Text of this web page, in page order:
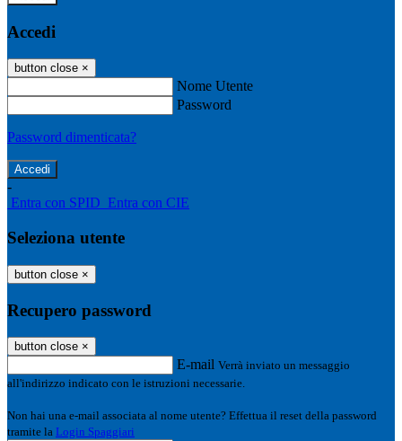
Accedi
button close ×
Nome Utente
Password
Password dimenticata?
-
Entra con SPID Entra con CIE
Seleziona utente
button close ×
Recupero password
button close ×
E-mail Verrà inviato un messaggio
all'indirizzo indicato con le istruzioni necessarie.
Non hai una e-mail associata al nome utente? Effettua il reset della password
tramite la Login Spaggiari